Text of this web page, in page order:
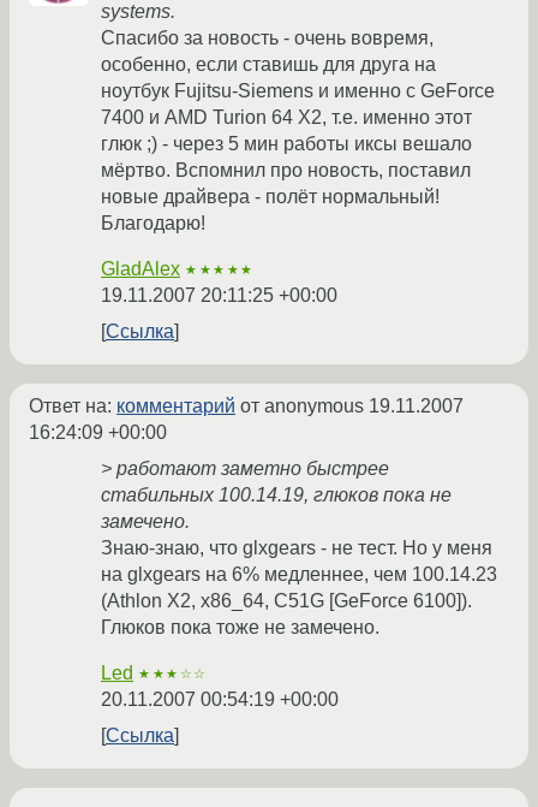
systems.
Спасибо за новость - очень вовремя,
особенно, если ставишь для друга на
ноутбук Fujitsu-Siemens и именно с GeForce
7400 и AMD Turion 64 X2, т.е. именно этот
глюк ;) - через 5 мин работы иксы вешало
мёртво. Вспомнил про новость, поставил
новые драйвера - полёт нормальный!
Благодарю!
GladAlex ★★★★★
19.11.2007 20:11:25 +00:00
Ссылка
Ответ на: комментарий от anonymous 19.11.2007
16:24:09 +00:00
> работают заметно быстрее
стабильных 100.14.19, глюков пока не
замечено.
Знаю-знаю, что glxgears - не тест. Но у меня
на glxgears на 6% медленнее, чем 100.14.23
(Athlon X2, x86_64, C51G [GeForce 6100]).
Глюков пока тоже не замечено.
Led ★★★☆☆
20.11.2007 00:54:19 +00:00
Ссылка